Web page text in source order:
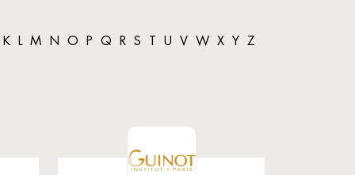
K L M N O P Q R S T U V W X Y Z